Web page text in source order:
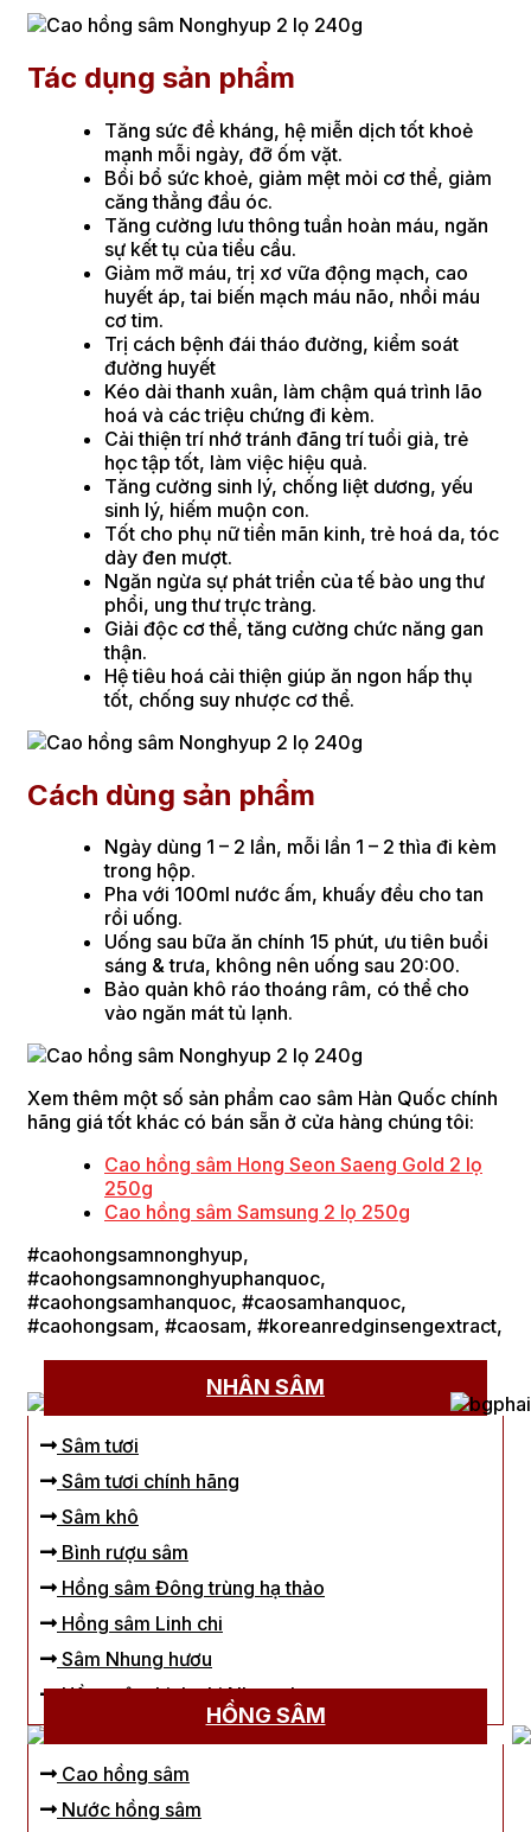
Tác dụng sản phẩm
Tăng sức đề kháng, hệ miễn dịch tốt khoẻ
mạnh mỗi ngày, đỡ ốm vặt.
Bồi bổ sức khoẻ, giảm mệt mỏi cơ thể, giảm
căng thẳng đầu óc.
Tăng cường lưu thông tuần hoàn máu, ngăn
sự kết tụ của tiểu cầu.
Giảm mỡ máu, trị xơ vữa động mạch, cao
huyết áp, tai biến mạch máu não, nhồi máu
cơ tim.
Trị cách bệnh đái tháo đường, kiểm soát
đường huyết
Kéo dài thanh xuân, làm chậm quá trình lão
hoá và các triệu chứng đi kèm.
Cải thiện trí nhớ tránh đãng trí tuổi già, trẻ
học tập tốt, làm việc hiệu quả.
Tăng cường sinh lý, chống liệt dương, yếu
sinh lý, hiếm muộn con.
Tốt cho phụ nữ tiền mãn kinh, trẻ hoá da, tóc
dày đen mượt.
Ngăn ngừa sự phát triển của tế bào ung thư
phổi, ung thư trực tràng.
Giải độc cơ thể, tăng cường chức năng gan
thận.
Hệ tiêu hoá cải thiện giúp ăn ngon hấp thụ
tốt, chống suy nhược cơ thể.
Cách dùng sản phẩm
Ngày dùng 1 – 2 lần, mỗi lần 1 – 2 thìa đi kèm
trong hộp.
Pha với 100ml nước ấm, khuấy đều cho tan
rồi uống.
Uống sau bữa ăn chính 15 phút, ưu tiên buổi
sáng & trưa, không nên uống sau 20:00.
Bảo quản khô ráo thoáng râm, có thể cho
vào ngăn mát tủ lạnh.
Xem thêm một số sản phẩm cao sâm Hàn Quốc chính
hãng giá tốt khác có bán sẵn ở cửa hàng chúng tôi:
Cao hồng sâm Hong Seon Saeng Gold 2 lọ
250g
Cao hồng sâm Samsung 2 lọ 250g
#caohongsamnonghyup,
#caohongsamnonghyuphanquoc,
#caohongsamhanquoc, #caosamhanquoc,
#caohongsam, #caosam, #koreanredginsengextract,
NHÂN SÂM
Sâm tươi
Sâm tươi chính hãng
Sâm khô
Bình rượu sâm
Hồng sâm Đông trùng hạ thảo
Hồng sâm Linh chi
Sâm Nhung hươu
Hồng sâm Linh chi Nhung hươu
HỒNG SÂM
Cao hồng sâm
Nước hồng sâm